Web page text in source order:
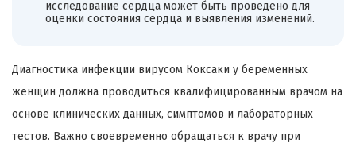
исследование сердца может быть проведено для
оценки состояния сердца и выявления изменений.
Диагностика инфекции вирусом Коксаки у беременных
женщин должна проводиться квалифицированным врачом на
основе клинических данных, симптомов и лабораторных
тестов. Важно своевременно обращаться к врачу при